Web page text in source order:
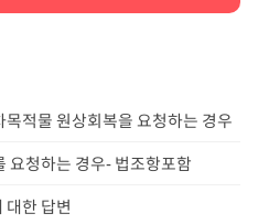
적물 원상회복을 요청하는 경우
요청하는 경우- 법조항포함
한 답변